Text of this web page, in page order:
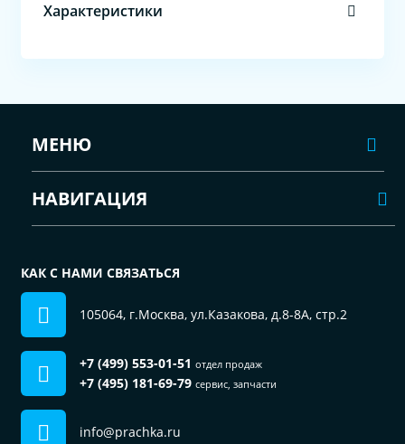
Характеристики
МЕНЮ
НАВИГАЦИЯ
КАК С НАМИ СВЯЗАТЬСЯ
105064, г.Москва, ул.Казакова, д.8-8А, стр.2
+7 (499) 553-01-51 отдел продаж
+7 (495) 181-69-79 сервис, запчасти
info@prachka.ru